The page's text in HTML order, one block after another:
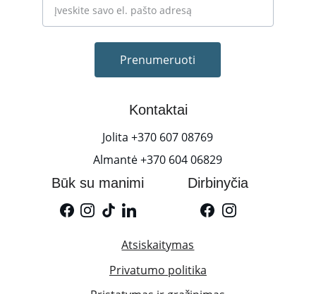
Kontaktai
Prenumeruoti
Jolita +370 607 08769
Almantė +370 604 06829
Būk su manimi
Dirbinyčia
Atsiskaitymas
Privatumo politika